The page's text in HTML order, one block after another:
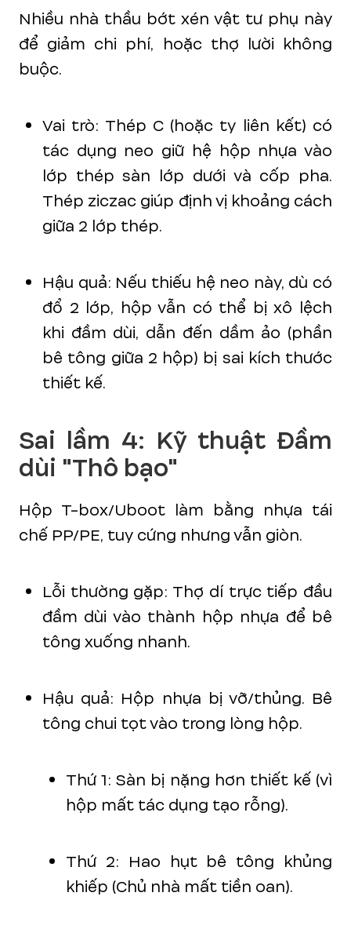
Nhiều nhà thầu bớt xén vật tư phụ này
để giảm chi phí, hoặc thợ lười không
buộc.
Vai trò: Thép C (hoặc ty liên kết) có
tác dụng neo giữ hệ hộp nhựa vào
lớp thép sàn lớp dưới và cốp pha.
Thép ziczac giúp định vị khoảng cách
giữa 2 lớp thép.
Hậu quả: Nếu thiếu hệ neo này, dù có
đổ 2 lớp, hộp vẫn có thể bị xô lệch
khi đầm dùi, dẫn đến dầm ảo (phần
bê tông giữa 2 hộp) bị sai kích thước
thiết kế.
Sai lầm 4: Kỹ thuật Đầm
dùi "Thô bạo"
Hộp T-box/Uboot làm bằng nhựa tái
chế PP/PE, tuy cứng nhưng vẫn giòn.
Lỗi thường gặp: Thợ dí trực tiếp đầu
đầm dùi vào thành hộp nhựa để bê
tông xuống nhanh.
Hậu quả: Hộp nhựa bị vỡ/thủng. Bê
tông chui tọt vào trong lòng hộp.
Thứ 1: Sàn bị nặng hơn thiết kế (vì
hộp mất tác dụng tạo rỗng).
Thứ 2: Hao hụt bê tông khủng
khiếp (Chủ nhà mất tiền oan).